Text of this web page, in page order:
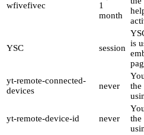
wfivefivec
1
month
YSC session is
yt-remote-connected-
devices
never
the
yt-remote-device-id never
the